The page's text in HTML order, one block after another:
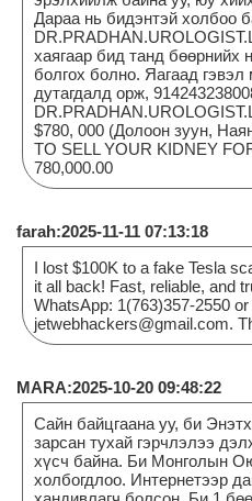
Дараа нь бидэнтэй холбоо
хаягаар бид танд бөөрнийх
болгох болно. Яагаад
дутагдалд орж,
$780, 000 (Долоон зуун,
TO SELL YOUR KIDNEY
780,000.00
farah:2025-11-11 07:13:18
I lost $100K to a fake Tesla
it all back! Fast, reliable, and
WhatsApp: 1(763)357-2550 or
jetwebhackers@gmail.com.
MARA:2025-10-20 09:48:22
Сайн байцгаана уу, би
зарсан тухай гэрчлэлээ
хүсч байна. Би Монголын
холбогдлоо. Интернетээр